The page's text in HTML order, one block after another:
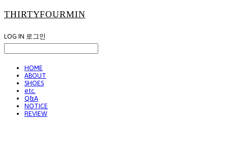
THIRTYFOURMIN
LOG IN 로그인
HOME
ABOUT
SHOES
etc.
Q&A
NOTICE
REVIEW